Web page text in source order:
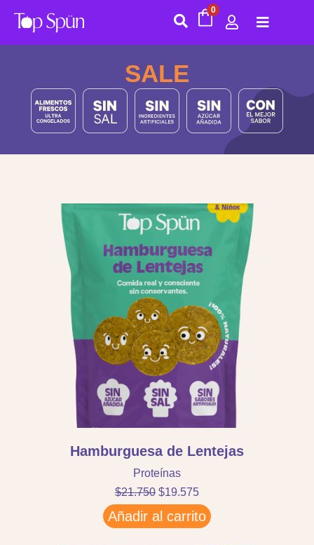
0
SALE
Hamburguesa de Lentejas
Proteínas
$21.750 $19.575
Añadir al carrito